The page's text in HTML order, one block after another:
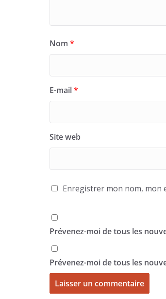
Nom *
E-mail*
Site web
Enregistrer mon nom, mon
Prévenez-moi de tous les
Prévenez-moi de tous les